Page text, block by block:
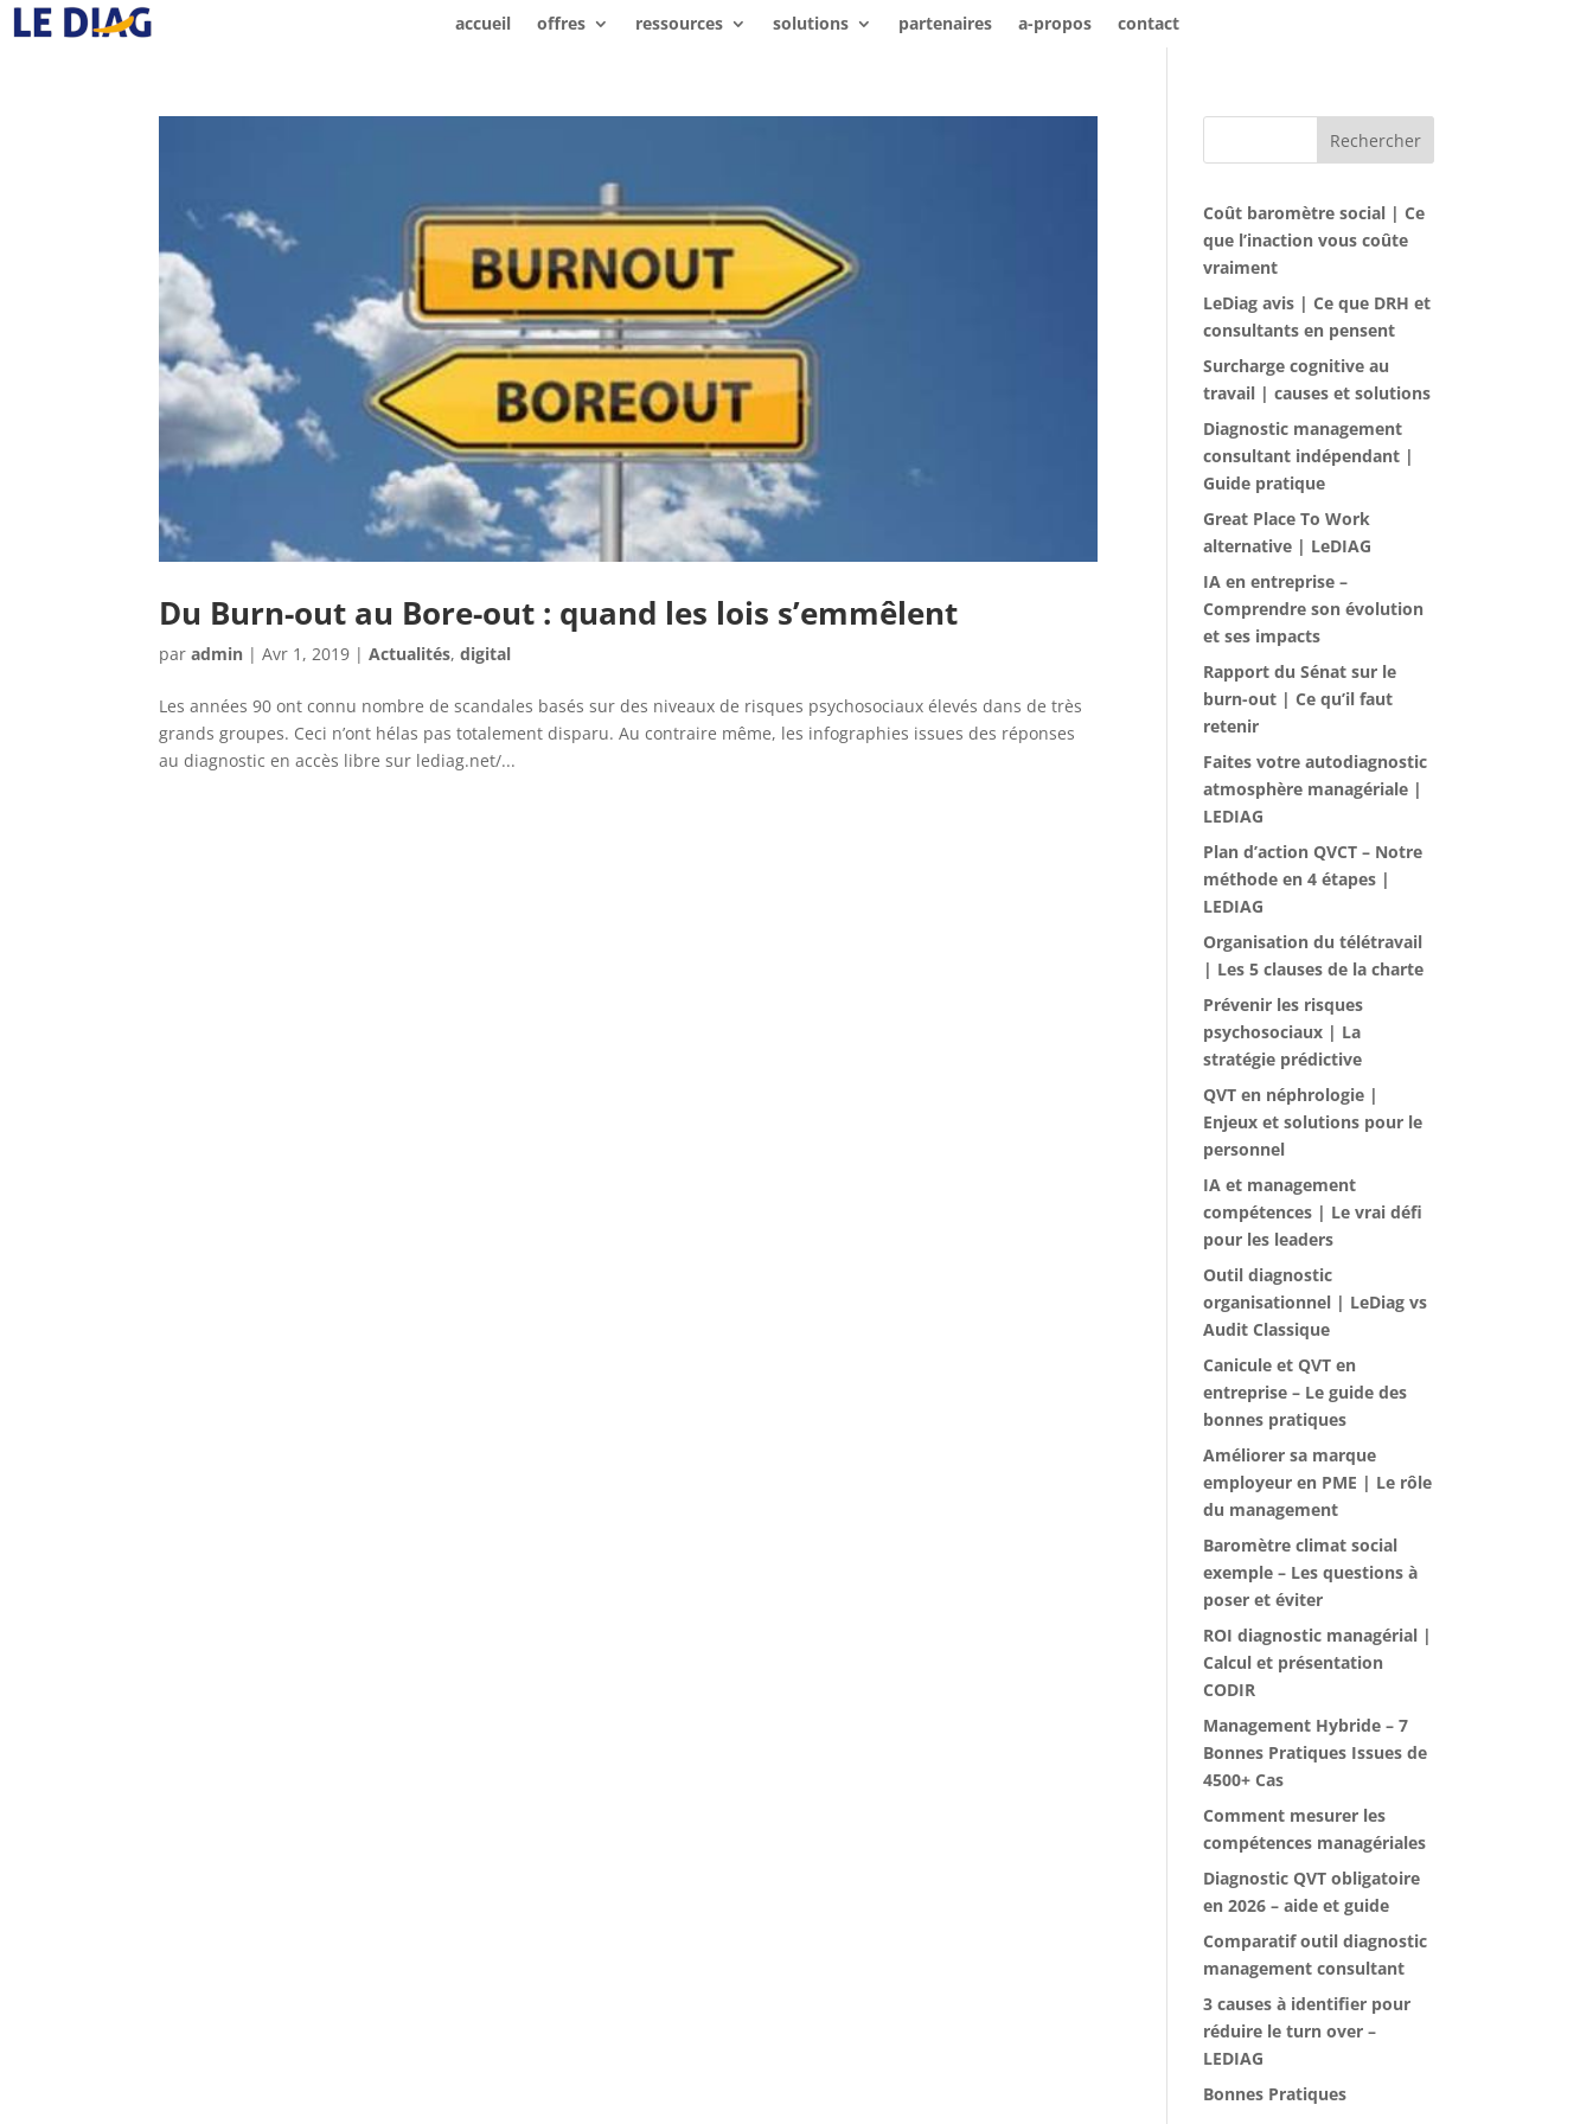
accueil offres ressources solutions partenaires a-propos contact
Du Burn-out au Bore-out : quand les lois s’emmêlent
paradmin |Avr 1, 2019 |Actualités,digital
Les années 90 ont connu nombre de scandales basés sur des niveaux de risques psychosociaux élevés dans de très
grands groupes. Ceci n’ont hélas pas totalement disparu. Au contraire même, les infographies issues des réponses
au diagnostic en accès libre sur lediag.net/...
Rechercher
Coût baromètre social | Ce
que l’inaction vous coûte
vraiment
LeDiag avis | Ce que DRH et
consultants en pensent
Surcharge cognitive au
travail | causes et solutions
Diagnostic management
consultant indépendant |
Guide pratique
Great Place To Work
alternative | LeDIAG
IA en entreprise –
Comprendre son évolution
et ses impacts
Rapport du Sénat sur le
burn-out | Ce qu’il faut
retenir
Faites votre autodiagnostic
atmosphère managériale |
LEDIAG
Plan d’action QVCT – Notre
méthode en 4 étapes |
LEDIAG
Organisation du télétravail
| Les 5 clauses de la charte
Prévenir les risques
psychosociaux | La
stratégie prédictive
QVT en néphrologie |
Enjeux et solutions pour le
personnel
IA et management
compétences | Le vrai défi
pour les leaders
Outil diagnostic
organisationnel | LeDiag vs
Audit Classique
Canicule et QVT en
entreprise – Le guide des
bonnes pratiques
Améliorer sa marque
employeur en PME | Le rôle
du management
Baromètre climat social
exemple – Les questions à
poser et éviter
ROI diagnostic managérial |
Calcul et présentation
CODIR
Management Hybride – 7
Bonnes Pratiques Issues de
4500+ Cas
Comment mesurer les
compétences managériales
Diagnostic QVT obligatoire
en 2026 – aide et guide
Comparatif outil diagnostic
management consultant
3 causes à identifier pour
réduire le turn over –
LEDIAG
Bonnes Pratiques